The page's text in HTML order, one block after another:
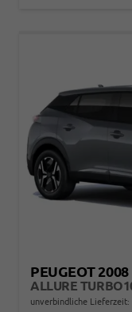
PEUGEOT 2008
unverbindliche Lieferzeit: